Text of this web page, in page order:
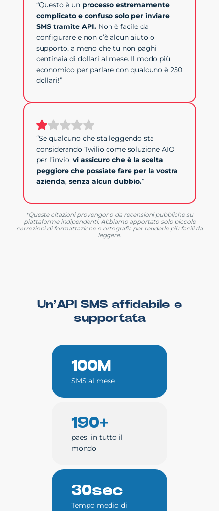
“Questo è un processo estremamente
complicato e confuso solo per inviare
SMS tramite API.Non è facile da
configurare e non c’è alcun aiuto o
supporto, a meno che tu non paghi
centinaia di dollari al mese. Il modo più
economico per parlare con qualcuno è 250
dollari!”
“Se qualcuno che sta leggendo sta
considerando Twilio come soluzione AIO
per l’invio, vi assicuro che è la scelta
peggiore che possiate fare per la vostra
azienda, senza alcun dubbio.”
*Queste citazioni provengono da recensioni pubbliche su
piattaforme indipendenti. Abbiamo apportato solo piccole
correzioni di formattazione o ortografia per renderle più facili da
leggere.
Un’API SMS affidabile e
supportata
100M
SMS al mese
190+
paesi in tutto il
mondo
30sec
Tempo medio di